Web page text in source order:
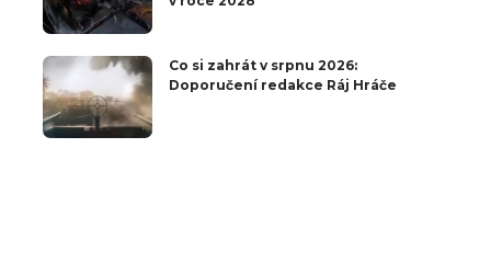
Co si zahrát v srpnu 2026:
Doporučení redakce Ráj Hráče